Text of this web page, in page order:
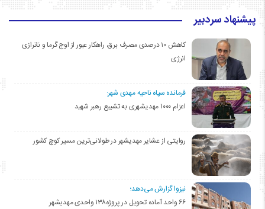
پیشنهاد سردبیر
کاهش ۱۰ درصدی مصرف برق، راهکار عبور از اوج گرما و ناترازی
انرژی
فرمانده سپاه ناحیه مهدی شهر:
اعزام ۱۰۰۰ مهدیشهری به تشییع رهبر شهید
روایتی از عشایر مهدیشهر در طولانی‌ترین مسیر کوچ کشور
نیزوا گزارش می‌دهد؛
۶۶ واحد آماده تحویل در پروژه۱۳۸ واحدی مهدیشهر